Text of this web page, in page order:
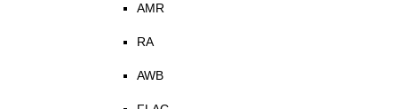
AMR
RA
AWB